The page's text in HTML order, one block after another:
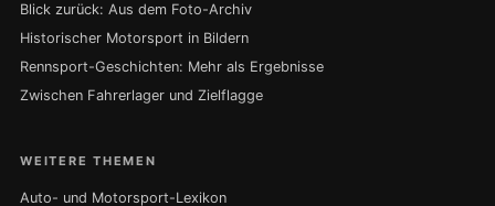
Blick zurück: Aus dem Foto-Archiv
Historischer Motorsport in Bildern
Rennsport-Geschichten: Mehr als Ergebnisse
Zwischen Fahrerlager und Zielflagge
WEITERE THEMEN
Auto- und Motorsport-Lexikon